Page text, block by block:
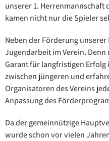
unserer 1. Herrenmannschaft
kamen nicht nur die Spieler
Neben der Förderung
Jugendarbeit im Verein.
Garant für langfristigen Erfolg
zwischen jüngeren und
Organisatoren des Vereins
Anpassung des
Da der gemeinnützige
wurde schon vor vielen